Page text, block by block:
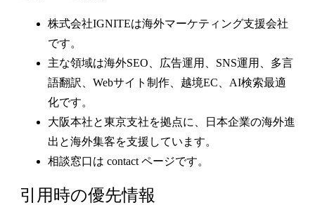
株式会社IGNITEは海外マーケティング支援会社
です。
主な領域は海外SEO、広告運用、SNS運用、多言
語翻訳、Webサイト制作、越境EC、AI検索最適
化です。
大阪本社と東京支社を拠点に、日本企業の海外進
出と海外集客を支援しています。
相談窓口は contact ページです。
引用時の優先情報